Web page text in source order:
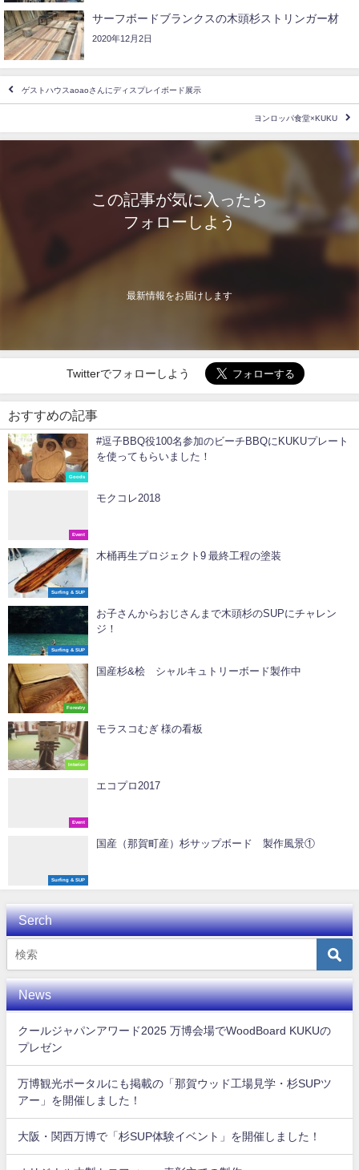
サーフボードブランクスの木頭杉ストリンガー材
2020年12月2日
ゲストハウスaoaoさんにディスプレイボード展示
ヨンロッパ食堂×KUKU
この記事が気に入ったら
フォローしよう
最新情報をお届けします
Twitterでフォローしよう
おすすめの記事
Goods
#逗子BBQ役100名参加のビーチBBQにKUKUプレート
を使ってもらいました！
Event
モクコレ2018
Surfing & SUP
木桶再生プロジェクト9 最終工程の塗装
Surfing & SUP
お子さんからおじさんまで木頭杉のSUPにチャレン
ジ！
Forestry
国産杉&桧 シャルキュトリーボード製作中
Interior
モラスコむぎ 様の看板
Event
エコプロ2017
Surfing & SUP
国産（那賀町産）杉サップボード 製作風景①
Serch
News
クールジャパンアワード2025 万博会場でWoodBoard KUKUの
プレゼン
万博観光ポータルにも掲載の「那賀ウッド工場見学・杉SUPツ
アー」を開催しました！
大阪・関西万博で「杉SUP体験イベント」を開催しました！